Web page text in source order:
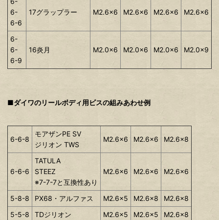
6-
6-6
17グラップラー M2.6x6 M2.6x6 M2.6x6 M2.6x6
6-
6-
6-9
16炎月 M2.0x6 M2.0x6 M2.0x6 M2.0x9
■ダイワのリールボディ用ビスの組みあわせ例
6-6-8
モアザンPE SV
ジリオン TWS
M2.6x6 M2.6x6 M2.6x8
6-6-6
TATULA
STEEZ
※7-7-7と互換性あり
M2.6x6 M2.6x6 M2.6x6
5-8-8 PX68・アルファス M2.6x5 M2.6x8
M2.6x8
5-5-8
TDジリオン M2.6x5 M2.6x5
M2.6x8